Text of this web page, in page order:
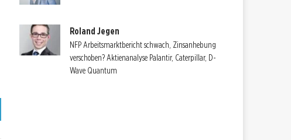
Roland Jegen
NFP Arbeitsmarktbericht schwach, Zinsanhebung
verschoben? Aktienanalyse Palantir, Caterpillar, D-
Wave Quantum